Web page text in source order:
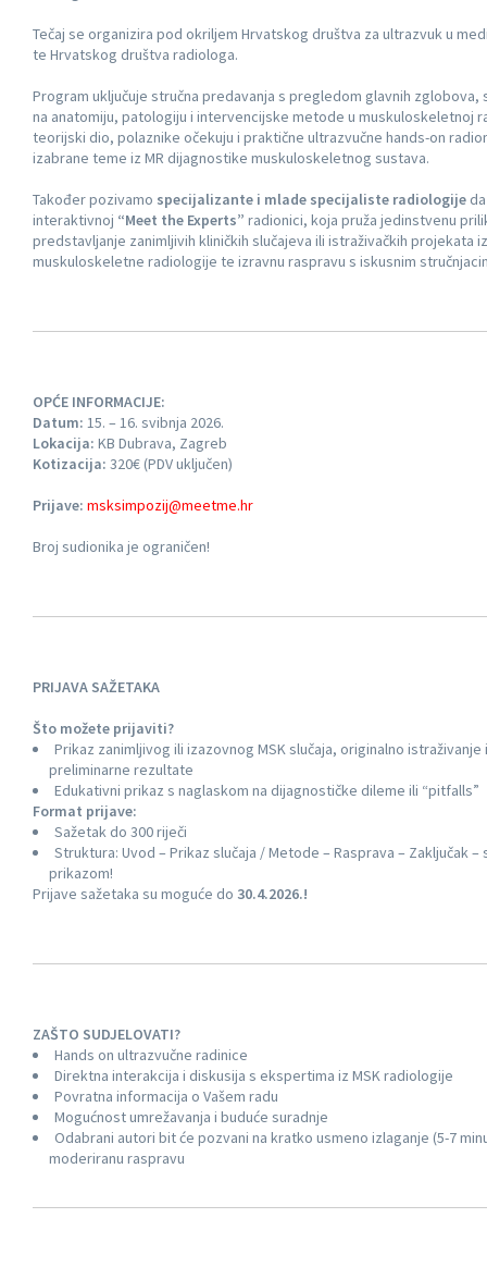
Tečaj se organizira pod okriljem Hrvatskog društva za ultrazvuk u
te Hrvatskog društva radiologa.
Program uključuje stručna predavanja s pregledom glavnih zglobova,
na anatomiju, patologiju i intervencijske metode u muskuloskeletnoj
teorijski dio, polaznike očekuju i praktične ultrazvučne hands-on
izabrane teme iz MR dijagnostike muskuloskeletnog sustava.
Također pozivamo specijalizante i mlade specijaliste radiologije
interaktivnoj “Meet the Experts” radionici, koja pruža jedinstvenu
predstavljanje zanimljivih kliničkih slučajeva ili istraživačkih projekata
muskuloskeletne radiologije te izravnu raspravu s iskusnim
OPĆE INFORMACIJE:
Datum: 15. – 16. svibnja 2026.
Lokacija: KB Dubrava, Zagreb
Kotizacija: 320€ (PDV uključen)
Prijave: msksimpozij@meetme.hr
Broj sudionika je ograničen!
PRIJAVA SAŽETAKA
Što možete prijaviti?
Prikaz zanimljivog ili izazovnog MSK slučaja, originalno istraživanje
preliminarne rezultate
Edukativni prikaz s naglaskom na dijagnostičke dileme ili “pitfalls”
Format prijave:
Sažetak do 300 riječi
Struktura: Uvod – Prikaz slučaja / Metode – Rasprava – Zaključak –
prikazom!
Prijave sažetaka su moguće do 30.4.2026.!
ZAŠTO SUDJELOVATI?
Hands on ultrazvučne radinice
Direktna interakcija i diskusija s ekspertima iz MSK radiologije
Povratna informacija o Vašem radu
Mogućnost umrežavanja i buduće suradnje
Odabrani autori bit će pozvani na kratko usmeno izlaganje (5-7
moderiranu raspravu